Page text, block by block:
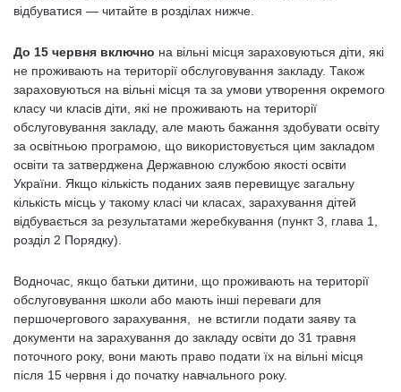
відбуватися — читайте в розділах нижче.
До 15 червня включно на вільні місця зараховуються діти, які
не проживають на території обслуговування закладу. Також
зараховуються на вільні місця та за умови утворення окремого
класу чи класів діти, які не проживають на території
обслуговування закладу, але мають бажання здобувати освіту
за освітньою програмою, що використовується цим закладом
освіти та затверджена Державною службою якості освіти
України. Якщо кількість поданих заяв перевищує загальну
кількість місць у такому класі чи класах, зарахування дітей
відбувається за результатами жеребкування (пункт 3, глава 1,
розділ 2 Порядку).
Водночас, якщо батьки дитини, що проживають на території
обслуговування школи або мають інші переваги для
першочергового зарахування, не встигли подати заяву та
документи на зарахування до закладу освіти до 31 травня
поточного року, вони мають право подати їх на вільні місця
після 15 червня і до початку навчального року.